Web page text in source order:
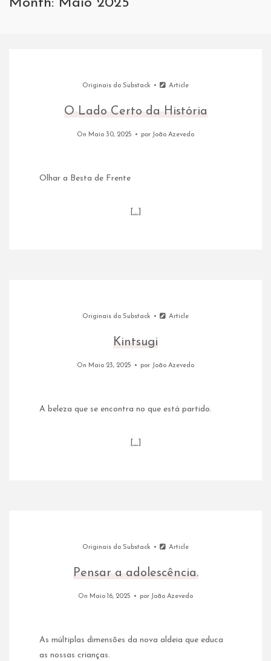
Month: Maio 2025
Originais do Substack Article
O Lado Certo da História
On Maio 30, 2025 por João Azevedo
Olhar a Besta de Frente
[…]
Originais do Substack Article
Kintsugi
On Maio 23, 2025 por João Azevedo
A beleza que se encontra no que está partido.
[…]
Originais do Substack Article
Pensar a adolescência.
On Maio 16, 2025 por João Azevedo
As múltiplas dimensões da nova aldeia que educa
as nossas crianças.